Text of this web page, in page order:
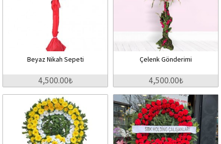
Beyaz Nikah Sepeti
4,500.00₺
Çelenk Gönderimi
4,500.00₺